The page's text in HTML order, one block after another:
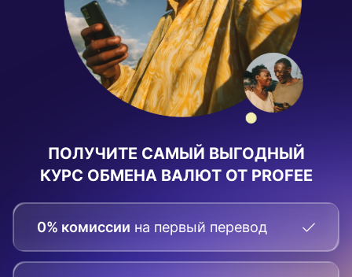
ПОЛУЧИТЕ САМЫЙ ВЫГОДНЫЙ
КУРС ОБМЕНА ВАЛЮТОТ PROFEE
0% комиссии на первый перевод